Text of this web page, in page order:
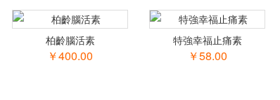
柏齡腦活素
￥400.00
特強幸福止痛素
￥58.00